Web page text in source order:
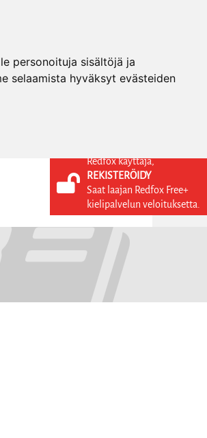
personoituja sisältöjä ja
selaamista hyväksyt evästeiden
KIRJAUDU SISÄÄN
REKISTERÖIDY
FI
Redfox käyttäjä,
REKISTERÖIDY
Saat laajan Redfox Free+
kielipalvelun veloituksetta.